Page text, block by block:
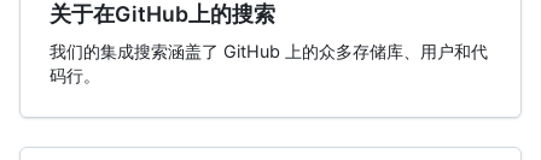
关于在GitHub上的搜索
我们的集成搜索涵盖了 GitHub 上的众多存储库、用户和代
码行。